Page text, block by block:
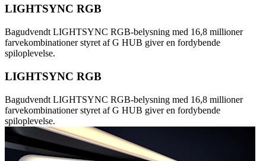
LIGHTSYNC RGB
Bagudvendt LIGHTSYNC RGB-belysning med 16,8 millioner
farvekombinationer styret af G HUB giver en fordybende
spiloplevelse.
LIGHTSYNC RGB
Bagudvendt LIGHTSYNC RGB-belysning med 16,8 millioner
farvekombinationer styret af G HUB giver en fordybende
spiloplevelse.